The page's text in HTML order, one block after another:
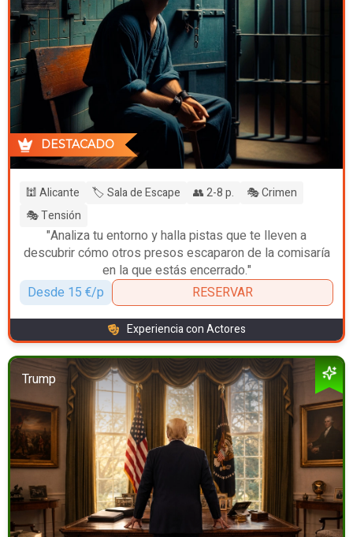
DESTACADO
🕍 Alicante 🏷️ Sala de Escape 👥 2-8 p.
🎭 Crimen
🎭 Tensión
"Analiza tu entorno y halla pistas que te lleven a
descubrir cómo otros presos escaparon de la comisaría
en la que estás encerrado."
Desde 15 €/p
RESERVAR
Experiencia con Actores
Trump